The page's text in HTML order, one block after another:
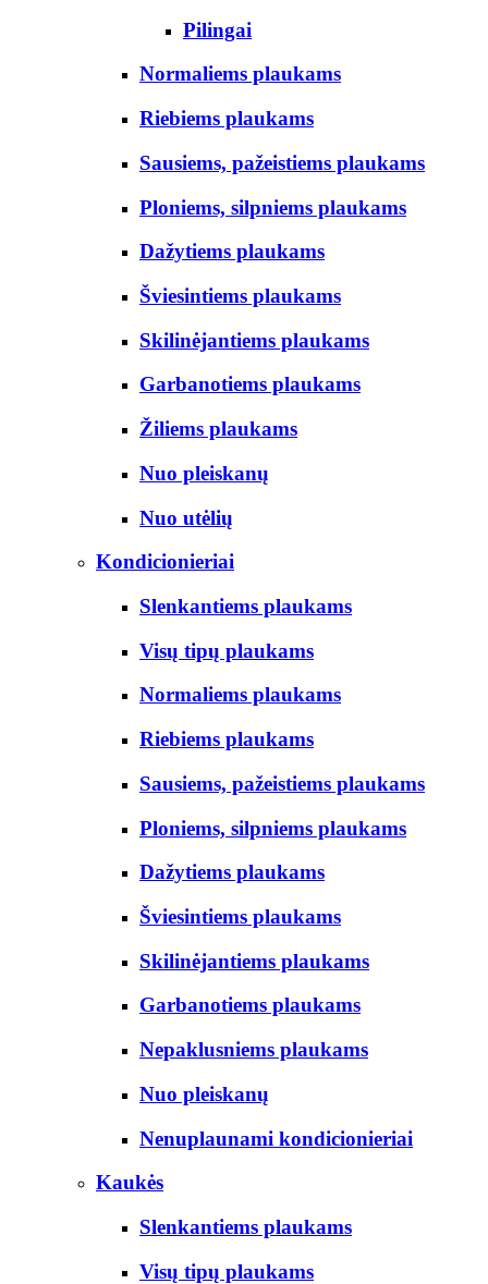
Pilingai
Normaliems plaukams
Riebiems plaukams
Sausiems, pažeistiems plaukams
Ploniems, silpniems plaukams
Dažytiems plaukams
Šviesintiems plaukams
Skilinėjantiems plaukams
Garbanotiems plaukams
Žiliems plaukams
Nuo pleiskanų
Nuo utėlių
Kondicionieriai
Slenkantiems plaukams
Visų tipų plaukams
Normaliems plaukams
Riebiems plaukams
Sausiems, pažeistiems plaukams
Ploniems, silpniems plaukams
Dažytiems plaukams
Šviesintiems plaukams
Skilinėjantiems plaukams
Garbanotiems plaukams
Nepaklusniems plaukams
Nuo pleiskanų
Nenuplaunami kondicionieriai
Kaukės
Slenkantiems plaukams
Visų tipų plaukams